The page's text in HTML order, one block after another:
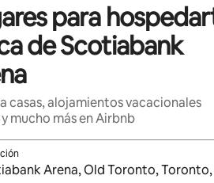
para
de Scotiabank
casas, alojamientos vacacionales
mucho más en Airbnb
los resultados estén disponibles,